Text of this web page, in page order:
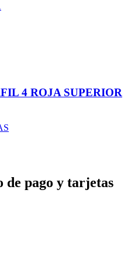
4 ROJA SUPERIOR
de pago y tarjetas